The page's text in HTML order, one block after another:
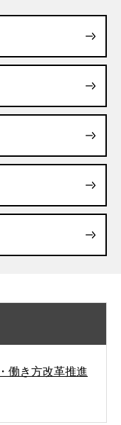
働き方改革推進